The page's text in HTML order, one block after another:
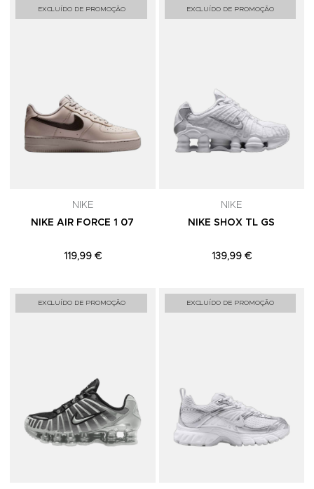
EXCLUÍDO DE PROMOÇÃO Adicionar aos Favoritos
NIKE
NIKE AIR FORCE 1 07
119,99 €
EXCLUÍDO DE PROMOÇÃO
NIKE
NIKE SHOX TL GS
139,99 €
EXCLUÍDO DE PROMOÇÃO Adicionar aos Favoritos
EXCLUÍDO DE PROMOÇÃO